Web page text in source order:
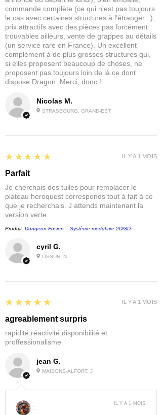
Nicolas M.
STRASBOURG, GRAND-EST
commande complète (ce qui n'est pas toujours
le cas avec certaines structures à l'étranger...),
prix attractifs avec des pièces pas forcément
trouvables ailleurs, vente de grappes au détails
(un service rare en France). Un excellent
complément à de plus grosses structures qui,
si elles proposent beaucoup de choses, ne
proposent pas toujours loin de là ce dont
dispose Dragon. Merci, donc !
cyril G.
OSSUN, N
5
★★★★★
Parfait
Je cherchais des tuiles pour remplacer le
plateau heroquest corresponds tout à fait à ce
que je recherchais. J attends maintenant la
version verte
Produit: Dungeon Fusion – Système modulaire 2D/3D
IL Y A 1 MOIS
jean G.
MAISONS-ALFORT, J
5
★★★★★
agreablement surpris
rapidité,réactivité,disponibilité et
proffessionalisme
IL Y A 1 MOIS
:
IL Y A 1 MOIS